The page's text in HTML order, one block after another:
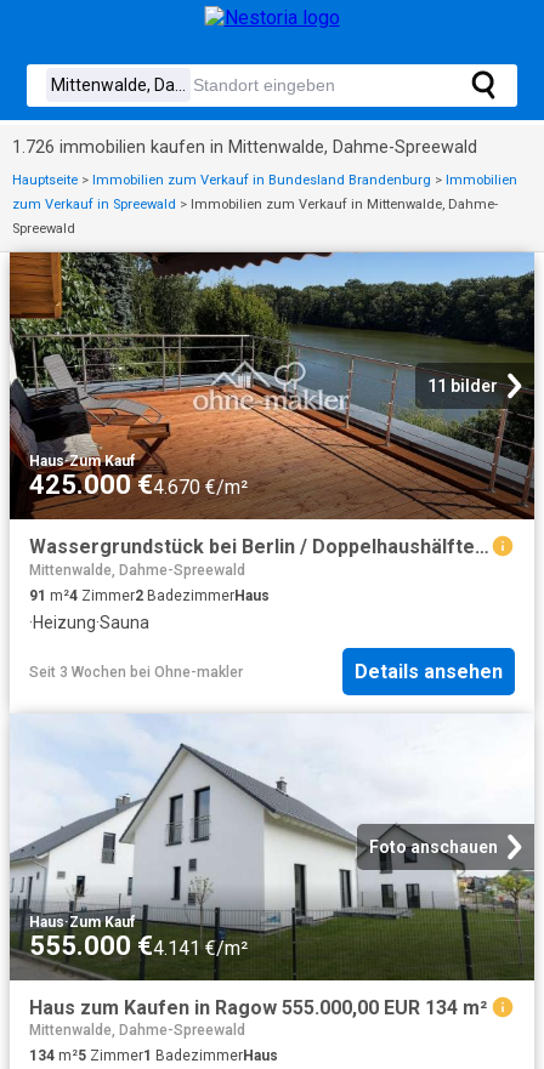
1.726 immobilien kaufen in Mittenwalde, Dahme-Spreewald
Hauptseite > Immobilien zum Verkauf in Bundesland Brandenburg > Immobilien
zum Verkauf in Spreewald > Immobilien zum Verkauf in Mittenwalde, Dahme-
Spreewald
11 bilder
Haus·Zum Kauf
425.000 €4.670 €/m²
Wassergrundstück bei Berlin / Doppelhaushälfte mit direktem Seezugang
Mittenwalde, Dahme-Spreewald
91 m²4 Zimmer2 BadezimmerHaus
·Heizung·Sauna
Seit 3 Wochen bei Ohne-makler Details ansehen
Foto anschauen
Haus·Zum Kauf
555.000 €4.141 €/m²
Haus zum Kaufen in Ragow 555.000,00 EUR 134 m²
Mittenwalde, Dahme-Spreewald
134 m²5 Zimmer1 BadezimmerHaus